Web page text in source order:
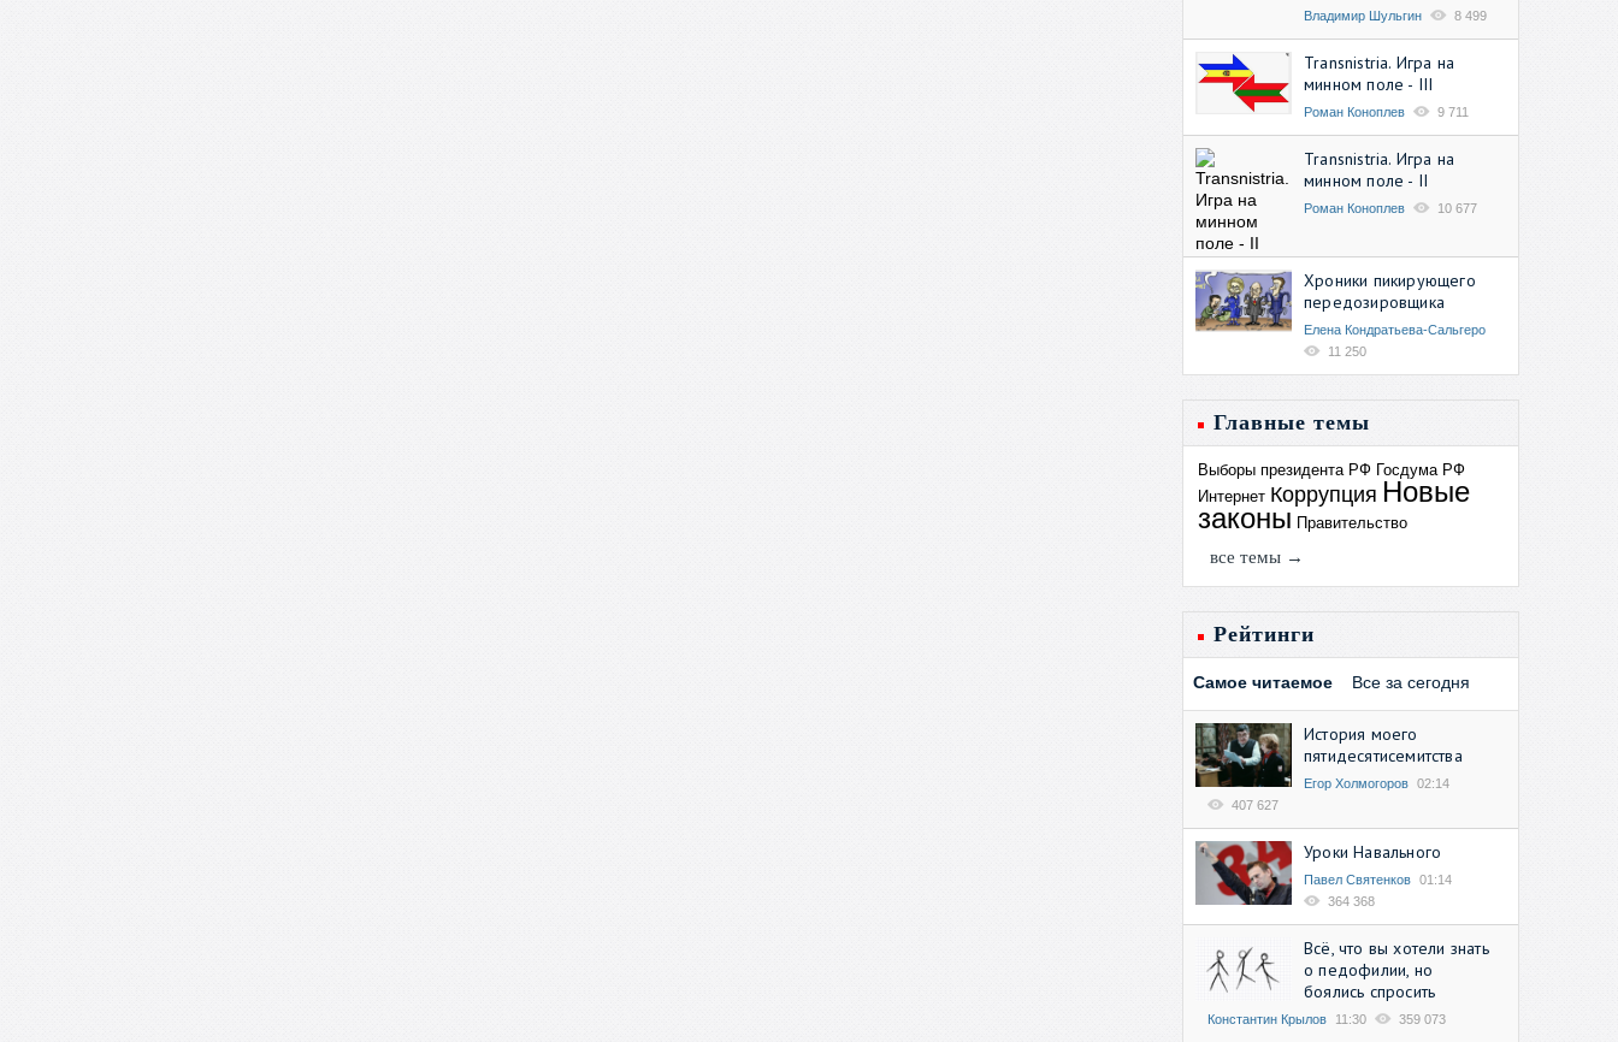
Владимир Шульгин 8 499
Transnistria. Игра на
минном поле - III
Роман Коноплев 9 711
Transnistria. Игра на
минном поле - II
Роман Коноплев 10 677
Хроники пикирующего
передозировщика
Елена Кондратьева-Сальгеро
11 250
Главные темы
Выборы президента РФ Госдума РФ
Интернет Коррупция Новые
законы Правительство
все темы →
Рейтинги
Самое читаемое Все за сегодня
История моего
пятидесятисемитства
Егор Холмогоров 02:14
407 627
Уроки Навального
Павел Святенков 01:14
364 368
Всё, что вы хотели знать
о педофилии, но
боялись спросить
Константин Крылов 11:30 359 073